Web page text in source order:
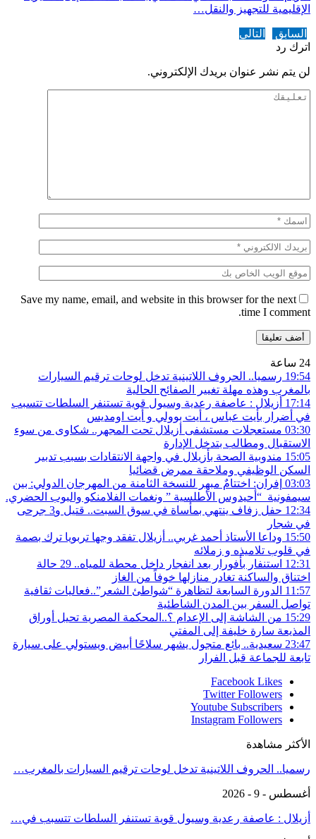
الإقليمية للتجهيز والنقل…
السابق
التالي
اترك رد
لن يتم نشر عنوان بريدك الإلكتروني.
Save my name, email, and website in this browser for the next
time I comment.
24 ساعة
19:54 رسميا.. الحروف اللاتينية تدخل لوحات ترقيم السيارات
بالمغرب وهذه مهلة تغيير الصفائح الحالية
17:14 أزيلال : عاصفة رعدية وسيول قوية تستنفر السلطات تتسبب
في أضرار بأيت عباس ، أيت بوولي و أيت اومديس
03:30 مستعجلات مستشفى أزيلال تحت المجهر.. شكاوى من سوء
الاستقبال ومطالب بتدخل الإدارة
15:05 مندوبية الصحة بأزيلال في واجهة الانتقادات بسبب تدبير
السكن الوظيفي وملاحقة ممرض قضائيا
03:03 إفران: اختتامٌ مبهِر للنسخة الثامنة من المهرجان الدولي: بين
سيمفونية “أحيدوس الأطلسية ” ونغمات الفلامنكو والبوب ​​الحضري.
12:34
حفل زفاف ينتهي بمأساة في سوق السبت.. قتيل و3 جرحى
في شجار
15:50 وداعا الأستاذ أحمد غربي.. أزيلال تفقد وجها تربويا ترك بصمة
في قلوب تلاميذه و زملائه
12:31
استنفار بأفورار بعد انفجار داخل محطة للمياه.. 29 حالة
اختناق والساكنة تغادر منازلها خوفاً من الغاز
11:57 الدورة السابعة لتظاهرة “شواطئ الشعر”..فعاليات ثقافية
تواصل السفر بين المدن الشاطئية
15:29 من الشاشة إلى الإعدام ؟..المحكمة المصرية تحيل أوراق
المذيعة سارة خليفة إلى المفتي
23:47 سعيدية.. بائع متجول يشهر سلاحًا أبيض ويستولي على سيارة
تابعة للجماعة قبل الفرار
Facebook Likes
Twitter Followers
Youtube Subscribers
Instagram Followers
الأكثر مشاهدة
رسميا.. الحروف اللاتينية تدخل لوحات ترقيم السيارات بالمغرب…
أغسطس - 9 - 2026
أزيلال : عاصفة رعدية وسيول قوية تستنفر السلطات تتسبب في…